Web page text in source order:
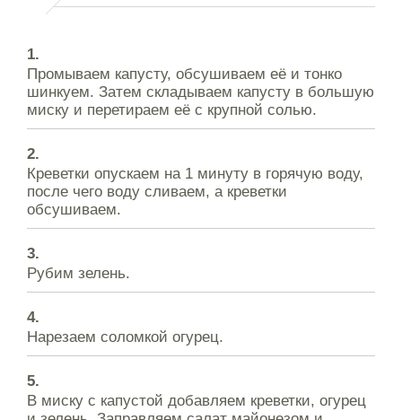
Промываем капусту, обсушиваем её и тонко
шинкуем. Затем складываем капусту в большую
миску и перетираем её с крупной солью.
Креветки опускаем на 1 минуту в горячую воду,
после чего воду сливаем, а креветки
обсушиваем.
Рубим зелень.
Нарезаем соломкой огурец.
В миску с капустой добавляем креветки, огурец